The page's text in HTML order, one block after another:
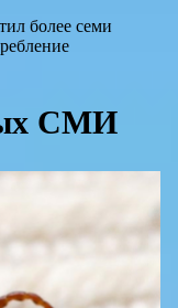
более семи